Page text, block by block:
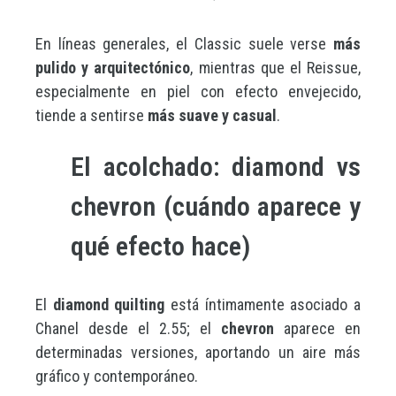
En líneas generales, el Classic suele verse más
pulido y arquitectónico, mientras que el Reissue,
especialmente en piel con efecto envejecido,
tiende a sentirse más suave y casual .
El acolchado: diamond vs
chevron (cuándo aparece y
qué efecto hace)
El diamond quilting está íntimamente asociado a
Chanel desde el 2.55; el chevron aparece en
determinadas versiones, aportando un aire más
gráfico y contemporáneo.